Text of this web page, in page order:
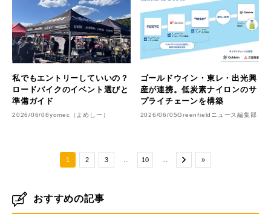
私でもエントリーしていいの？
ロードバイクのイベント選びと
準備ガイド
2026/06/08yomec（よめしー）
ゴールドウイン・東レ・出光興
産が連携。低炭素ナイロンのサ
プライチェーンを構築
2026/06/05Greenfieldニュース編集部
1 2 3 10 »
おすすめの記事